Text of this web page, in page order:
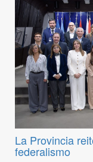
La Provincia
federalismo